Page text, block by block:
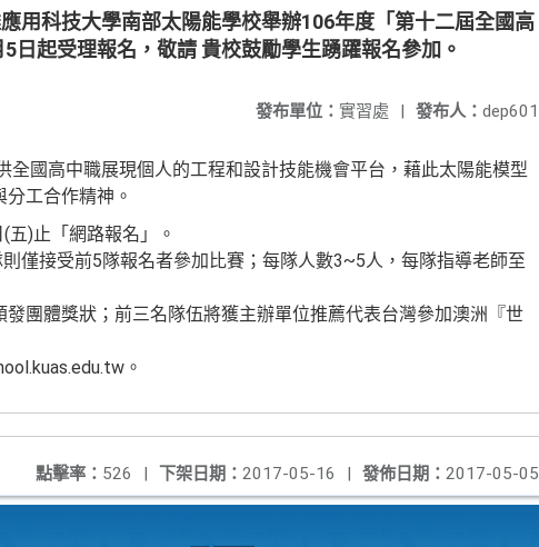
用科技大學南部太陽能學校舉辦106年度「第十二屆全國高
起受理報名，敬請 貴校鼓勵學生踴躍報名參加。
發布人： dep601
發布單位： 實習處 |
國高中職展現個人的工程和設計技能機會平台，藉此太陽能模型
工合作精神。
)止「網路報名」。
僅接受前5隊報名者參加比賽；每隊人數3~5人，每隊指導老師至
團體獎狀；前三名隊伍將獲主辦單位推薦代表台灣參加澳洲『世
。
發佈日期： 2017-05-05
下架日期： 2017-05-16 |
點擊率： 526 |